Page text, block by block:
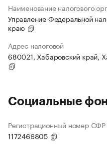
Наименование налогового
Управление Федеральной
краю
Адрес налоговой
680021, Хабаровский край,
Социальные
Регистрационный номер СФР
1172466805